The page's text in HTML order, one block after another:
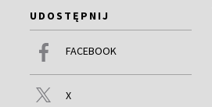
UDOSTĘPNIJ
FACEBOOK
X